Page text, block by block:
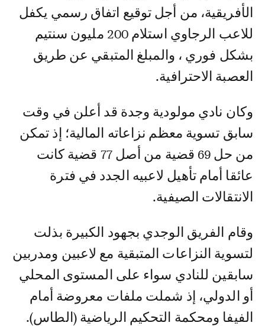
الأفريقية، من أجل توقيع اتفاق رسمي يكفل
للاعب الرجاوي استلام 200 مليون سنتيم
بشكل فوري ، والمبلغ المتبقي عن طريق
العصبة الاحترافية.
وكان نادي مولودية وجدة قد أعلن في وقت
سابق تسوية معظم نزاعاته المالية؛ إذ تمكن
من حل 69 قضية من أصل 77 قضية كانت
عائقا أمام تأهيل لاعبيه الجدد في فترة
الانتقالات الصيفية.
وقام الفريق الوجدي بجهود الكبيرة بذلت
لتسوية النزاعات المتبقية مع لاعبين ومدربين
سابقين للنادي سواء على المستوى المحلي
أو الدولي، إذ شملت ملفات معروضة أمام
الفيفا ومحكمة التحكيم الرياضية (الطاس).